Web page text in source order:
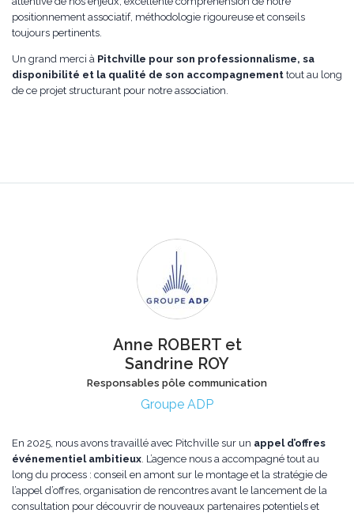
positionnement associatif, méthodologie rigoureuse et conseils
toujours pertinents.
Un grand merci à Pitchville pour son professionnalisme, sa
disponibilité et la qualité de son accompagnement tout au long
de ce projet structurant pour notre association.
Anne ROBERT et
Sandrine ROY
Responsables pôle communication
Groupe ADP
En 2025, nous avons travaillé avec Pitchville sur un appel d’offres
événementiel ambitieux. L’agence nous a accompagné tout au
long du process : conseil en amont sur le montage et la stratégie de
l’appel d’offres, organisation de rencontres avant le lancement de la
consultation pour découvrir de nouveaux partenaires potentiels et